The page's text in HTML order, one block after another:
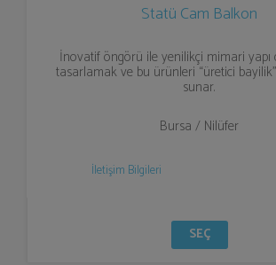
Statü Cam Balkon
İnovatif öngörü ile yenilikçi mimari yapı
tasarlamak ve bu ürünleri “üretici
sunar.
Bursa / Nilüfer
İletişim Bilgileri
SEÇ